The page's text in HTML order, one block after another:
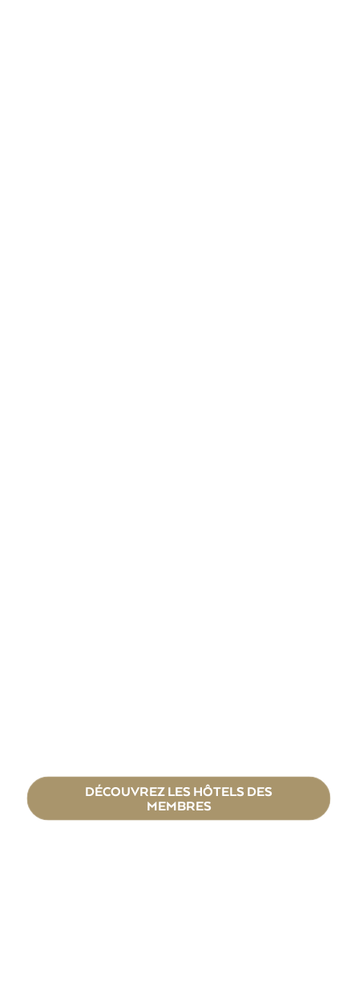
DÉCOUVREZ LES HÔTELS DES
MEMBRES